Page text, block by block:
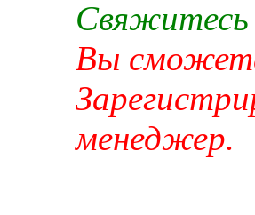
Вы
менеджер.